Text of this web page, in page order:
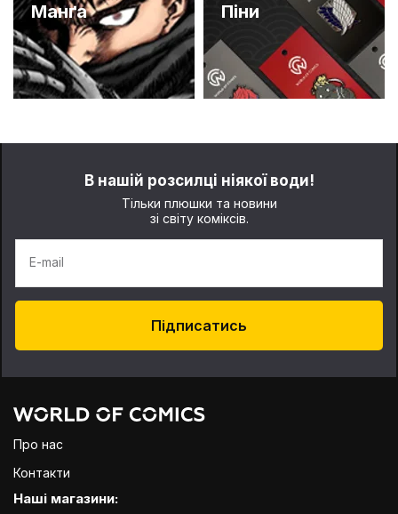
Манґа Піни
В нашій розсилці ніякої води!
Тільки плюшки та новини
зі світу коміксів.
E-mail
Підписатись
Про нас
Контакти
Наші магазини: